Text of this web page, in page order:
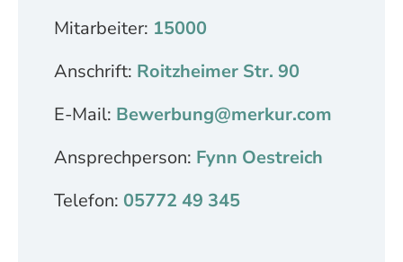
Mitarbeiter: 15000
Anschrift: Roitzheimer Str. 90
E-Mail: Bewerbung@merkur.com
Ansprechperson: Fynn Oestreich
Telefon: 05772 49 345